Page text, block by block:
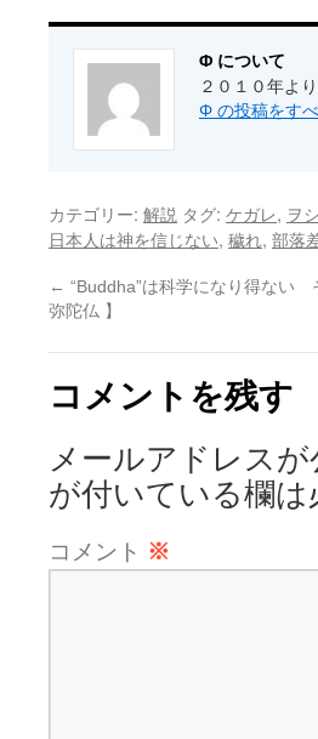
Φ について
２０１０年よ
Φ の投稿をす
カテゴリー: 解説 タグ: ケガレ, ヲ
日本人は神を信じない, 穢れ, 部落
← “Buddha”は科学になり得な
弥陀仏 】
コメントを残す
メールアドレス
が付いている欄は
コメント ※